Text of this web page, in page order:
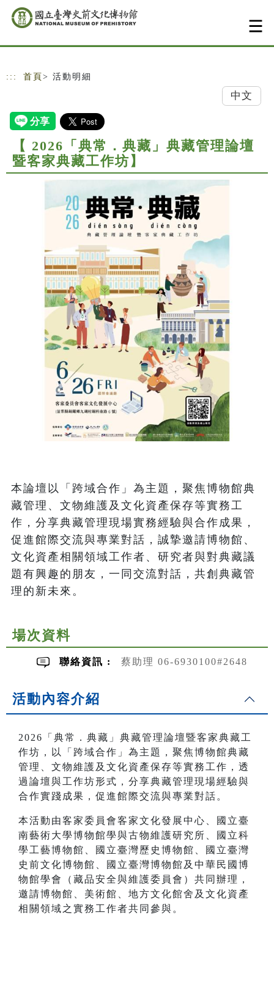
跳到主要內容
網站導覽
::: 首頁 > 活動明細
中文
【 2026「典常．典藏」典藏管理論壇
暨客家典藏工作坊】
本論壇以「跨域合作」為主題，聚焦博物館典
藏管理、文物維護及文化資產保存等實務工
作，分享典藏管理現場實務經驗與合作成果，
促進館際交流與專業對話，誠摯邀請博物館、
文化資產相關領域工作者、研究者與對典藏議
題有興趣的朋友，一同交流對話，共創典藏管
理的新未來。
場次資料
聯絡資訊 : 蔡助理 06-6930100#2648
活動內容介紹
2026「典常．典藏」典藏管理論壇暨客家典藏工
作坊，以「跨域合作」為主題，聚焦博物館典藏
管理、文物維護及文化資產保存等實務工作，透
過論壇與工作坊形式，分享典藏管理現場經驗與
合作實踐成果，促進館際交流與專業對話。
本活動由客家委員會客家文化發展中心、國立臺
南藝術大學博物館學與古物維護研究所、國立科
學工藝博物館、國立臺灣歷史博物館、國立臺灣
史前文化博物館、國立臺灣博物館及中華民國博
物館學會（藏品安全與維護委員會）共同辦理，
邀請博物館、美術館、地方文化館舍及文化資產
相關領域之實務工作者共同參與。